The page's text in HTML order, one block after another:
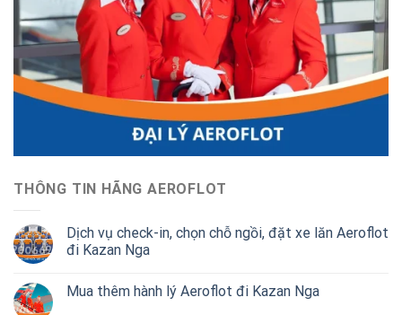
THÔNG TIN HÃNG AEROFLOT
Dịch vụ check-in, chọn chỗ ngồi, đặt xe lăn Aeroflot
đi Kazan Nga
Mua thêm hành lý Aeroflot đi Kazan Nga